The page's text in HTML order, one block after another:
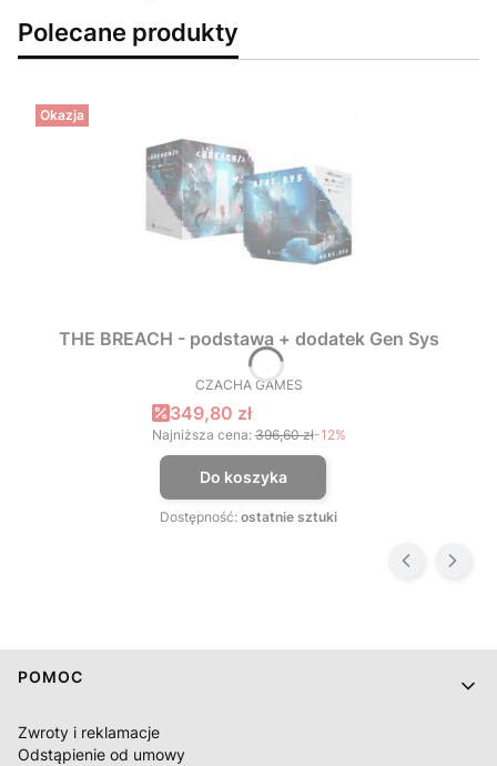
Polecane produkty
Okazja
THE BREACH - podstawa + dodatek Gen Sys
PRODUCENT
CZACHA GAMES
Cena promocyjna
349,80 zł
Najniższa cena: 396,60 zł-12%
Do koszyka
Dostępność: ostatnie sztuki
Linki w stopce
POMOC
Zwroty i reklamacje
Odstąpienie od umowy